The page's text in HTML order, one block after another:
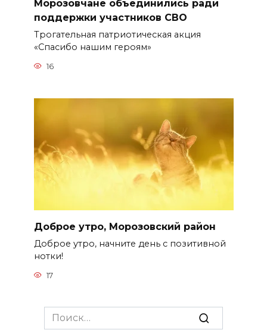
Морозовчане объединились ради
поддержки участников СВО
Трогательная патриотическая акция
«Спасибо нашим героям»
16
Доброе утро, Морозовский район
Доброе утро, начните день с позитивной
нотки!
17
Search
for: